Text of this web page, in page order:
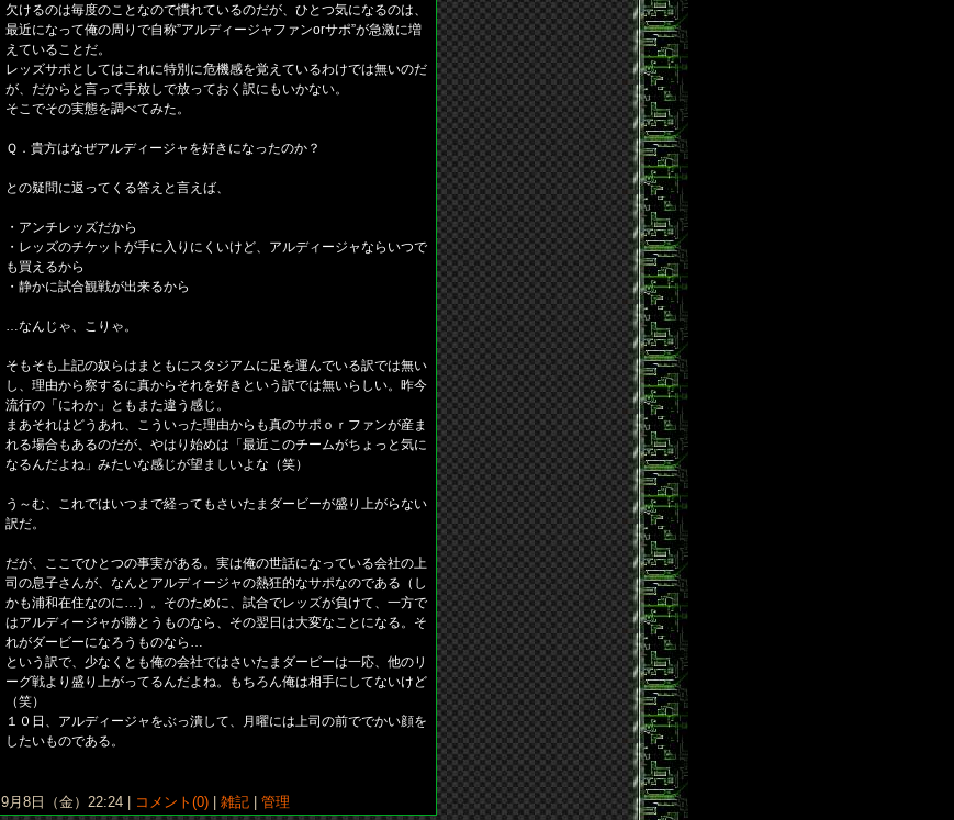
欠けるのは毎度のことなので慣れているのだが、ひとつ気になるのは、
最近になって俺の周りで自称”アルディージャファンorサポ”が急激に増
えていることだ。
レッズサポとしてはこれに特別に危機感を覚えているわけでは無いのだ
が、だからと言って手放しで放っておく訳にもいかない。
そこでその実態を調べてみた。
Ｑ．貴方はなぜアルディージャを好きになったのか？
との疑問に返ってくる答えと言えば、
・アンチレッズだから
・レッズのチケットが手に入りにくいけど、アルディージャならいつで
も買えるから
・静かに試合観戦が出来るから
…なんじゃ、こりゃ。
そもそも上記の奴らはまともにスタジアムに足を運んでいる訳では無い
し、理由から察するに真からそれを好きという訳では無いらしい。昨今
流行の「にわか」ともまた違う感じ。
まあそれはどうあれ、こういった理由からも真のサポｏｒファンが産ま
れる場合もあるのだが、やはり始めは「最近このチームがちょっと気に
なるんだよね」みたいな感じが望ましいよな（笑）
う～む、これではいつまで経ってもさいたまダービーが盛り上がらない
訳だ。
だが、ここでひとつの事実がある。実は俺の世話になっている会社の上
司の息子さんが、なんとアルディージャの熱狂的なサポなのである（し
かも浦和在住なのに…）。そのために、試合でレッズが負けて、一方で
はアルディージャが勝とうものなら、その翌日は大変なことになる。そ
れがダービーになろうものなら…
という訳で、少なくとも俺の会社ではさいたまダービーは一応、他のリ
ーグ戦より盛り上がってるんだよね。もちろん俺は相手にしてないけど
（笑）
１０日、アルディージャをぶっ潰して、月曜には上司の前ででかい顔を
したいものである。
9月8日（金）22:24 | コメント(0) 雑記 管理